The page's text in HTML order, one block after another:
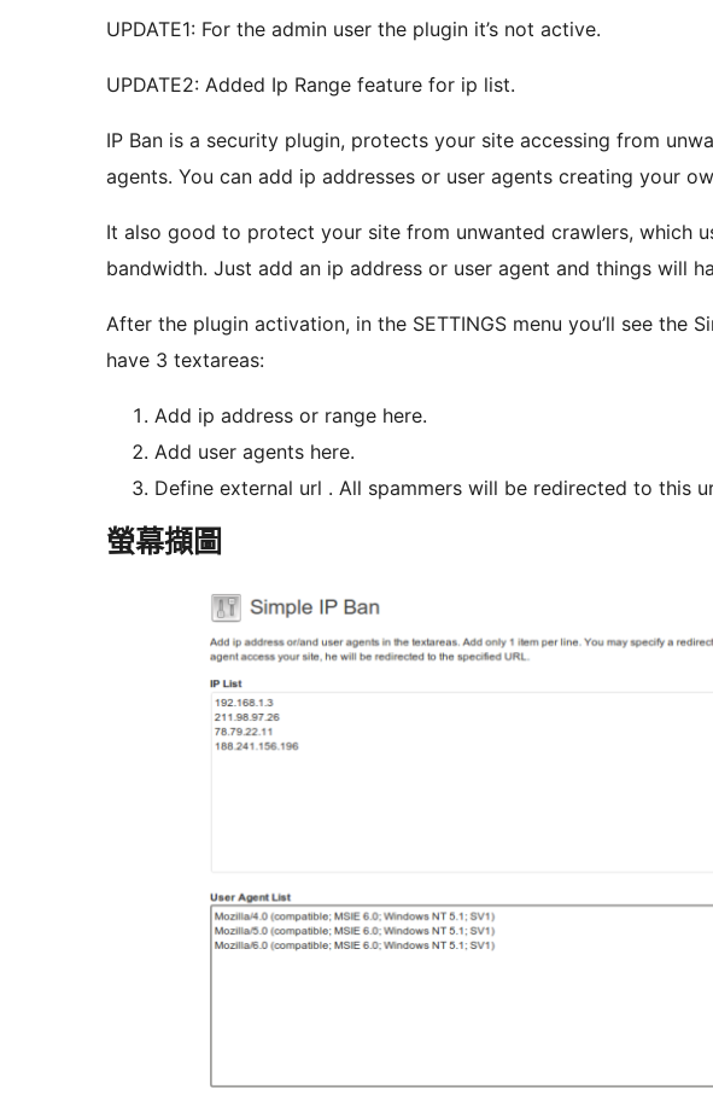
UPDATE1: For the admin user the plugin it’s not active.
UPDATE2: Added Ip Range feature for ip list.
IP Ban is a security plugin, protects your site accessing from unwanted ip
agents. You can add ip addresses or user agents creating your
It also good to protect your site from unwanted crawlers, which
bandwidth. Just add an ip address or user agent and things will
After the plugin activation, in the SETTINGS menu you’ll see the Simple IP BAN submenu. Here you
have 3 textareas:
Add ip address or range here.
Add user agents here.
Define external url . All spammers will be redirected to this
螢幕擷圖